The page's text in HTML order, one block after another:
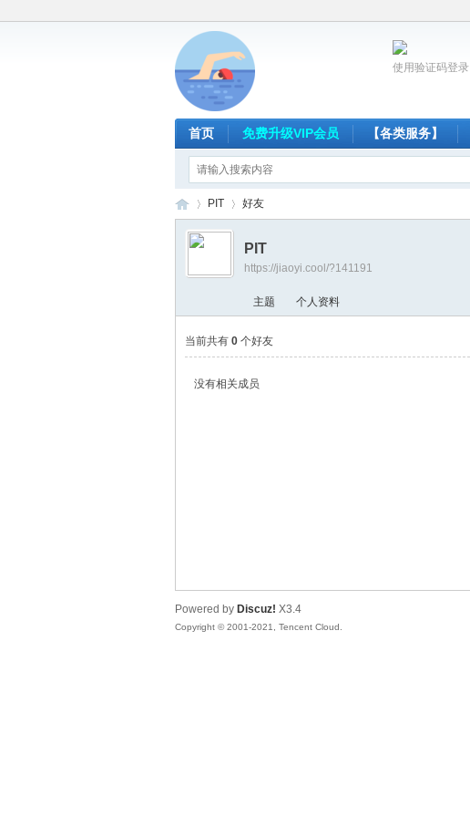
使用验证码登录
首页 免费升级VIP会员 【各类服务】
›
PIT
›
好友
PIT
https://jiaoyi.cool/?141191
主题 个人资料
当前共有 0 个好友
没有相关成员
Powered by Discuz! X3.4
Copyright © 2001-2021, Tencent Cloud.